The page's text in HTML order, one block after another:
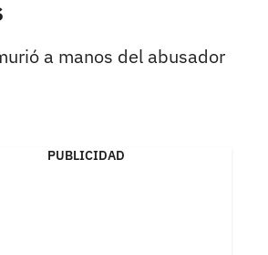
a manos del abusador
PUBLICIDAD